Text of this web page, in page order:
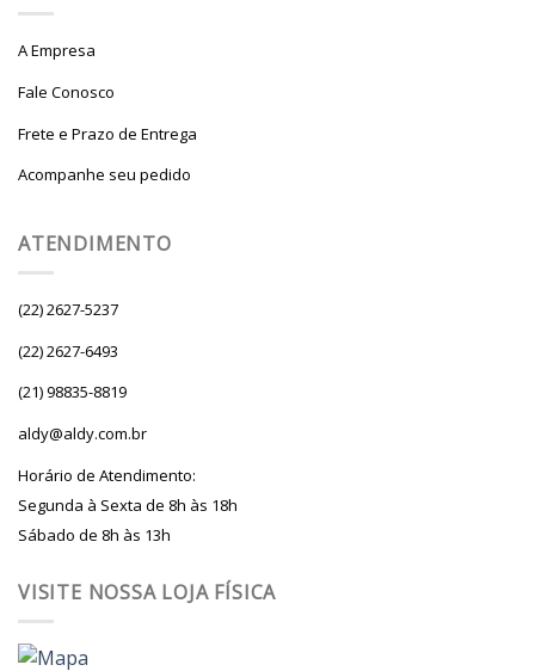
A Empresa
Fale Conosco
Frete e Prazo de Entrega
Acompanhe seu pedido
ATENDIMENTO
(22) 2627-5237
(22) 2627-6493
(21) 98835-8819
aldy@aldy.com.br
Horário de Atendimento:
Segunda à Sexta de 8h às 18h
Sábado de 8h às 13h
VISITE NOSSA LOJA FÍSICA